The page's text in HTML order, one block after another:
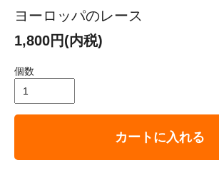
ヨーロッパのレース
1,800円(内税)
個数
カートに入れる